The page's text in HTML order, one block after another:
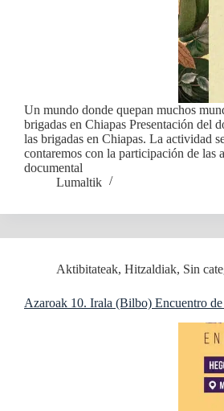
Un mundo donde quepan muchos
brigadas en Chiapas Presentación del
las brigadas en Chiapas. La actividad
contaremos con la participación de las
documental
Lumaltik
Aktibitateak, Hitzaldiak, Sin
Azaroak 10. Irala (Bilbo) Encuentro de